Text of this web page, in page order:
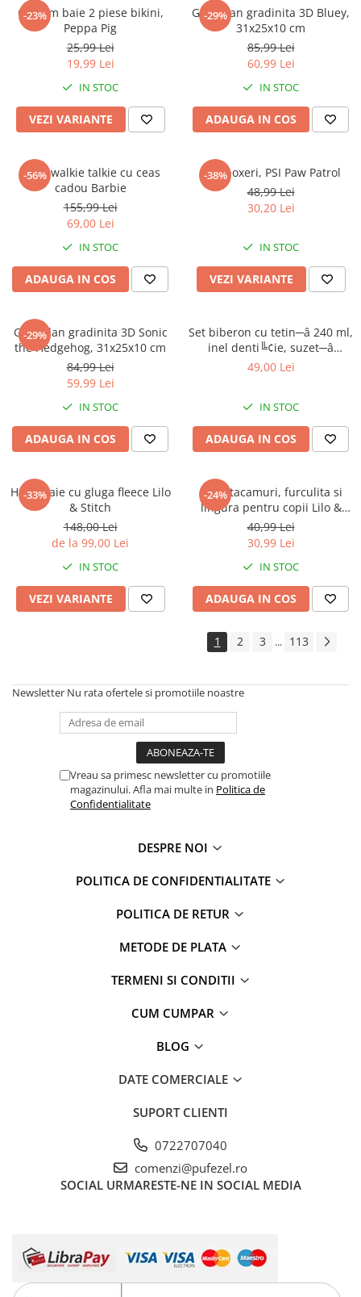
-23%
Costum baie 2 piese bikini,
Peppa Pig
25,99 Lei
19,99 Lei
IN STOC
VEZI VARIANTE
-29%
Ghiozdan gradinita 3D Bluey,
31x25x10 cm
85,99 Lei
60,99 Lei
IN STOC
ADAUGA IN COS
-56%
Set 2 walkie talkie cu ceas
cadou Barbie
155,99 Lei
69,00 Lei
IN STOC
ADAUGA IN COS
-38%
Slip boxeri, PSI Paw Patrol
48,99 Lei
30,20 Lei
IN STOC
VEZI VARIANTE
-29%
Ghiozdan gradinita 3D Sonic
the Hedgehog, 31x25x10 cm
84,99 Lei
59,99 Lei
IN STOC
ADAUGA IN COS
Set biberon cu tetin─â 240 ml,
inel denti╚¢ie, suzet─â
ortodontic─â ╚Öi suport
49,00 Lei
IN STOC
ADAUGA IN COS
-33%
Halat baie cu gluga fleece Lilo
& Stitch
148,00 Lei
de la 99,00 Lei
IN STOC
VEZI VARIANTE
-24%
Set 2 tacamuri, furculita si
lingura pentru copii Lilo &
Stitch 15.5 cm
40,99 Lei
30,99 Lei
IN STOC
ADAUGA IN COS
1 2 3 ... 113
Newsletter Nu rata ofertele si promotiile noastre
Vreau sa primesc newsletter cu promotiile
magazinului. Afla mai multe in Politica de
Confidentialitate
DESPRE NOI
POLITICA DE CONFIDENTIALITATE
POLITICA DE RETUR
METODE DE PLATA
TERMENI SI CONDITII
CUM CUMPAR
BLOG
DATE COMERCIALE
SUPORT CLIENTI
0722707040
comenzi@pufezel.ro
SOCIAL URMARESTE-NE IN SOCIAL MEDIA